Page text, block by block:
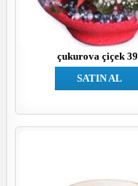
çukurova çiçek 39
SATIN AL